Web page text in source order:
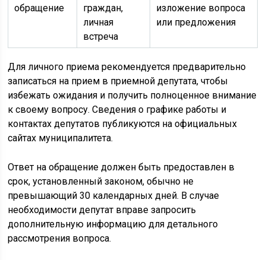
обращение
граждан,
личная
встреча
изложение вопроса
или предложения
Для личного приема рекомендуется предварительно
записаться на прием в приемной депутата, чтобы
избежать ожидания и получить полноценное внимание
к своему вопросу. Сведения о графике работы и
контактах депутатов публикуются на официальных
сайтах муниципалитета.
Ответ на обращение должен быть предоставлен в
срок, установленный законом, обычно не
превышающий 30 календарных дней. В случае
необходимости депутат вправе запросить
дополнительную информацию для детального
рассмотрения вопроса.